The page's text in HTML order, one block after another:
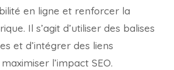
en ligne et renforcer la
Il s’agit d’utiliser des balises
et d’intégrer des liens
l’impact SEO.